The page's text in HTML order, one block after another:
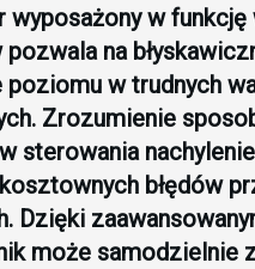
wyposażony w funkcję
na
poziomu w trudnych
Zrozumienie
sterowania
błędów
Dzięki
może samodzielnie